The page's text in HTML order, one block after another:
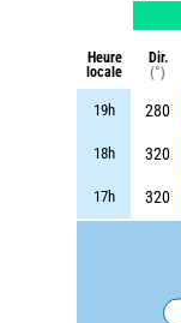
Heure
locale
Dir.
(°)
19h 280
18h 320
17h 320